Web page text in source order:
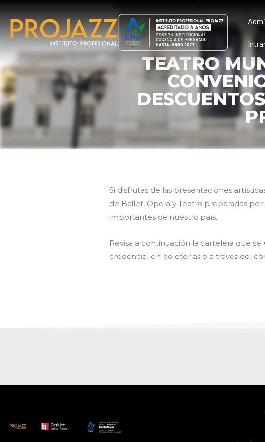
TEATRO
Si disfrutas de las presentaciones
de Ballet, Ópera y Teatro preparadas
importantes de nuestro país.
Revisa a continuación la cartelera que
credencial en boleterías o a través del